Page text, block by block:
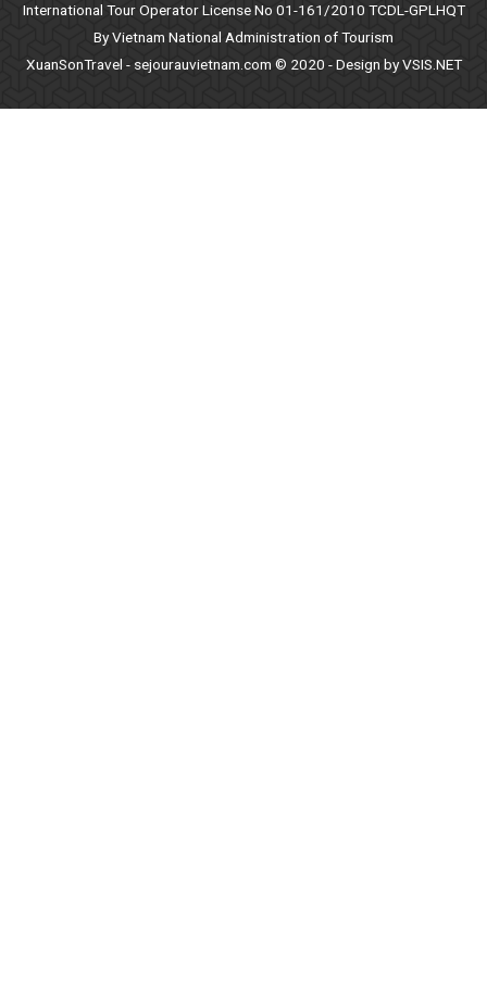
International Tour Operator License No 01-161/2010 TCDL-GPLHQT
By Vietnam National Administration of Tourism
XuanSonTravel - sejourauvietnam.com © 2020 - Design by VSIS.NET